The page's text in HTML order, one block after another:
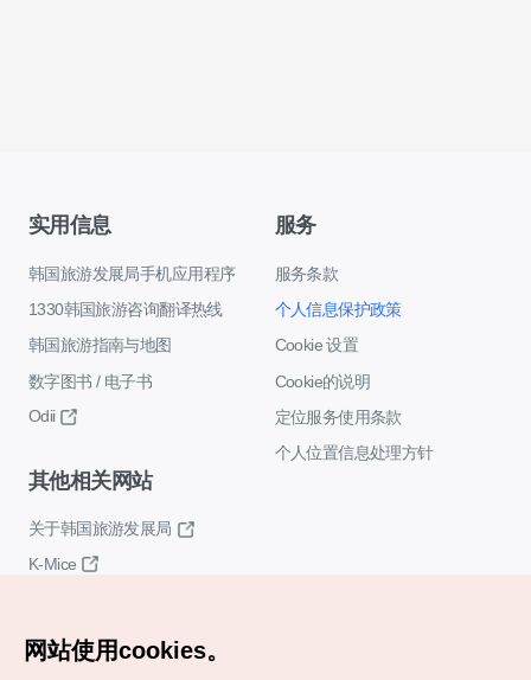
实用信息
韩国旅游发展局手机应用程序
1330韩国旅游咨询翻译热线
韩国旅游指南与地图
数字图书 / 电子书
Odii
服务
服务条款
个人信息保护政策
Cookie 设置
Cookie的说明
定位服务使用条款
个人位置信息处理方针
其他相关网站
关于韩国旅游发展局
K-Mice
网站使用cookies。